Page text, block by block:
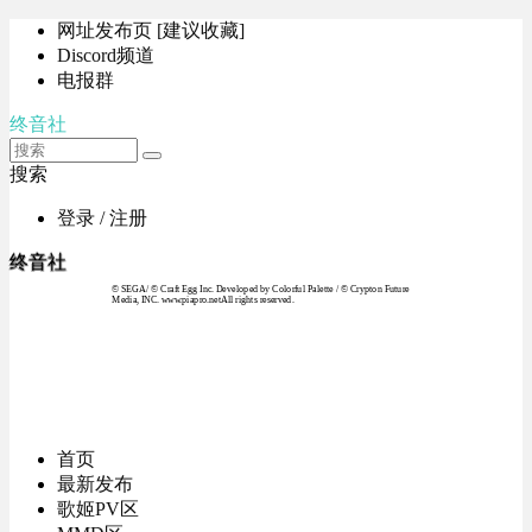
网址发布页 [建议收藏]
Discord频道
电报群
终音社
搜索
登录 / 注册
终音社
© SEGA / © Craft Egg Inc. Developed by Colorful Palette / © Crypton Future
Media, INC. www.piapro.netAll rights reserved.
首页
最新发布
歌姬PV区